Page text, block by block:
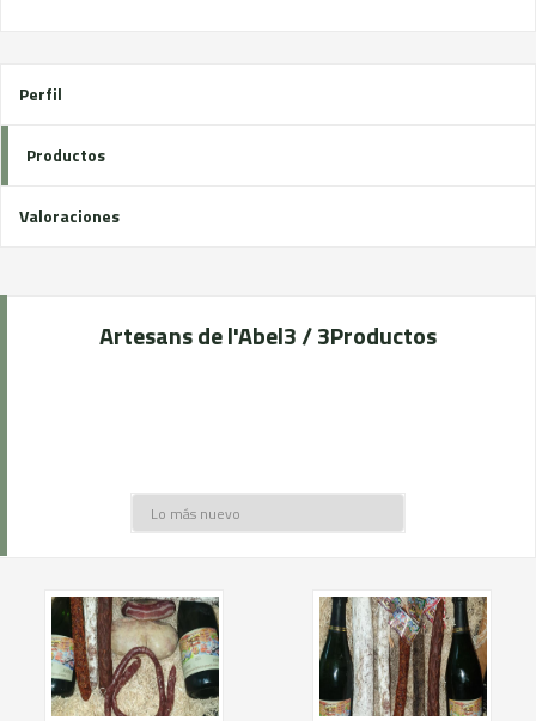
Perfil
Productos
Valoraciones
Artesans de l'Abel3 / 3Productos